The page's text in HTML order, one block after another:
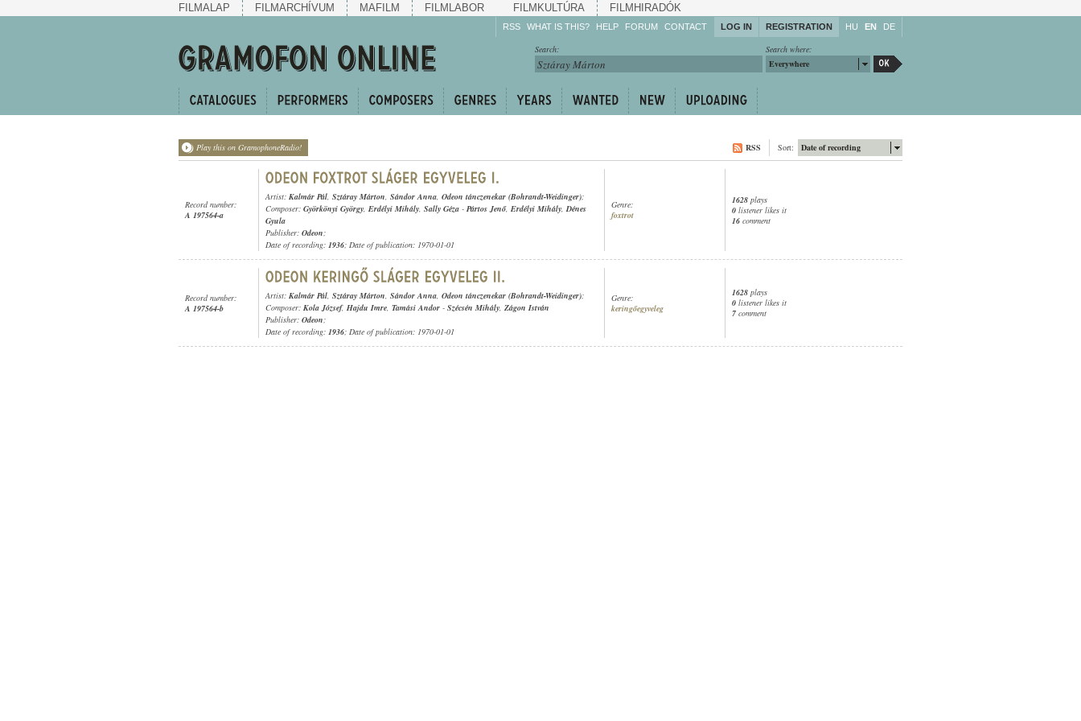
FILMALAP FILMARCHÍVUM MAFILM FILMLABOR FILMKULTÚRA FILMHIRADÓK
RSS WHAT IS THIS? HELP
Enrich!
Keep track of what is
Share!
FORUM CONTACT LOG IN REGISTRATION HU EN DE
Search where:
Everywhere
Search:
Play this on GramophoneRadio! Date of recording
Sort:
RSS
Record number:
A 197564-a
Artist: Kalmár Pál, Sztáray Márton, Sándor Anna, Odeon tánczenekar (Bohrandt-Weidinger);
Composer: Györkönyi György, Erdélyi Mihály, Sally Géza - Pártos Jenő, Erdélyi Mihály,Dénes
Gyula
Publisher: Odeon;
Date of recording: 1936; Date of publication: 1970-01-01
Genre:
foxtrot
1628 plays
0 listener likes it
16 comment
Record number:
A 197564-b
Artist: Kalmár Pál, Sztáray Márton, Sándor Anna, Odeon tánczenekar (Bohrandt-Weidinger);
Composer: Kola József, Hajdu Imre, Tamási Andor - Szécsén Mihály, Zágon István
Publisher: Odeon;
Date of recording: 1936; Date of publication: 1970-01-01
Genre:
keringőegyveleg
1628 plays
0 listener likes it
7 comment